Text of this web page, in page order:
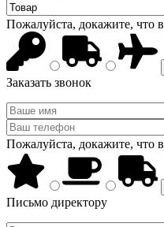
Пожалуйста, докажите, что
Заказать звонок
Пожалуйста, докажите, что
Письмо директору